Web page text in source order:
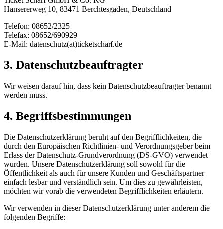
Hansererweg 10, 83471 Berchtesgaden, Deutschland
Telefon: 08652/2325
Telefax: 08652/690929
E-Mail: datenschutz(at)ticketscharf.de
3. Datenschutzbeauftragter
Wir weisen darauf hin, dass kein Datenschutzbeauftragter benannt
werden muss.
4. Begriffsbestimmungen
Die Datenschutzerklärung beruht auf den Begrifflichkeiten, die
durch den Europäischen Richtlinien- und Verordnungsgeber beim
Erlass der Datenschutz-Grundverordnung (DS-GVO) verwendet
wurden. Unsere Datenschutzerklärung soll sowohl für die
Öffentlichkeit als auch für unsere Kunden und Geschäftspartner
einfach lesbar und verständlich sein. Um dies zu gewährleisten,
möchten wir vorab die verwendeten Begrifflichkeiten erläutern.
Wir verwenden in dieser Datenschutzerklärung unter anderem die
folgenden Begriffe: